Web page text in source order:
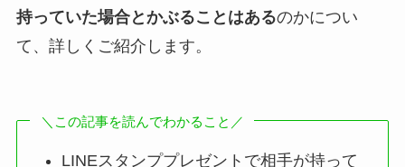
持っていた場合とかぶることはあるのかについ
て、詳しくご紹介します。
＼この記事を読んでわかること／
LINEスタンププレゼントで相手が持って